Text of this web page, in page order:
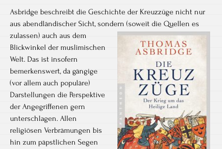
Asbridge beschreibt die Geschichte der Kreuzzüge nicht nur
aus abendländischer Sicht, sondern (soweit die Quellen es
zulassen) auch aus dem
Blickwinkel der muslimischen
Welt. Das ist insofern
bemerkenswert, da gängige
(vor allem auch populäre)
Darstellungen die Perspektive
der Angegriffenen gern
unterschlagen. Allen
religiösen Verbrämungen bis
hin zum päpstlichen Segen